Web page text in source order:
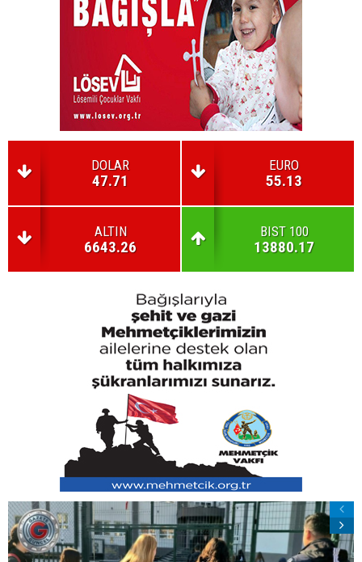
DOLAR
47.71
EURO
55.13
ALTIN
6643.26
BIST 100
13880.17